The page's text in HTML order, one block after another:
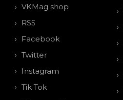
VKMag shop
RSS
Facebook
Twitter
Instagram
Tik Tok